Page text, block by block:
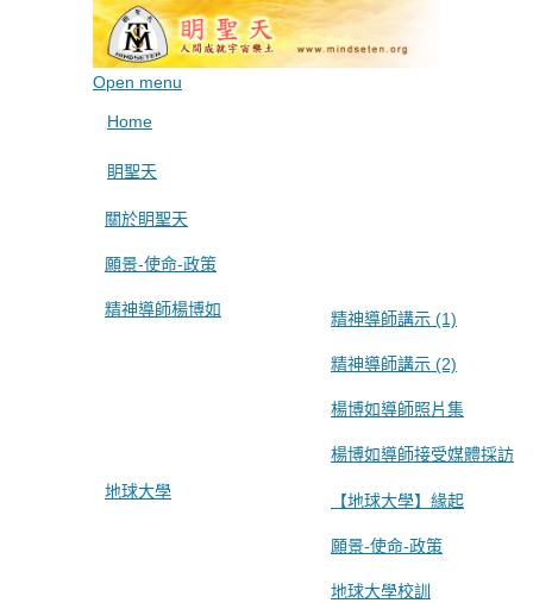
Open menu
Home
眀聖天
關於眀聖天
願景-使命-政策
精神導師楊博如 精神導師講示 (1)
精神導師講示 (2)
楊博如導師照片集
楊博如導師接受媒體採訪
地球大學
【地球大學】緣起
願景-使命-政策
地球大學校訓